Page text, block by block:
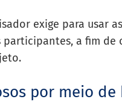
exige para usar
a fim de
por meio